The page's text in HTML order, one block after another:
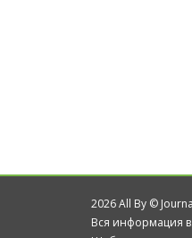
2026 All By ©
Вся информация